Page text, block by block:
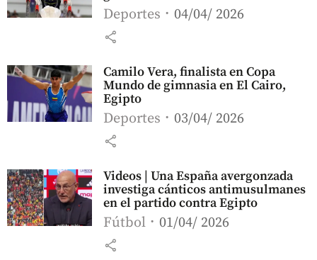
Deportes 04/04/ 2026
share
Camilo Vera, finalista en Copa
Mundo de gimnasia en El Cairo,
Egipto
Deportes 03/04/ 2026
share
Videos | Una España avergonzada
investiga cánticos antimusulmanes
en el partido contra Egipto
Fútbol 01/04/ 2026
share